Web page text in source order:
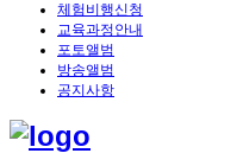
체험비행신청
교육과정안내
포토앨범
방송앨범
공지사항